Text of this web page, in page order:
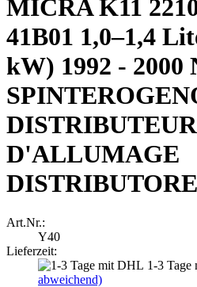
MICRA K11
41B01 1,0–1,4
kW) 1992 - 2000
DISTRIBUTEUR
D'ALLUMAGE
DISTRIBUTORE
Art.Nr.:
Y40
Lieferzeit:
1-3
abweichend)